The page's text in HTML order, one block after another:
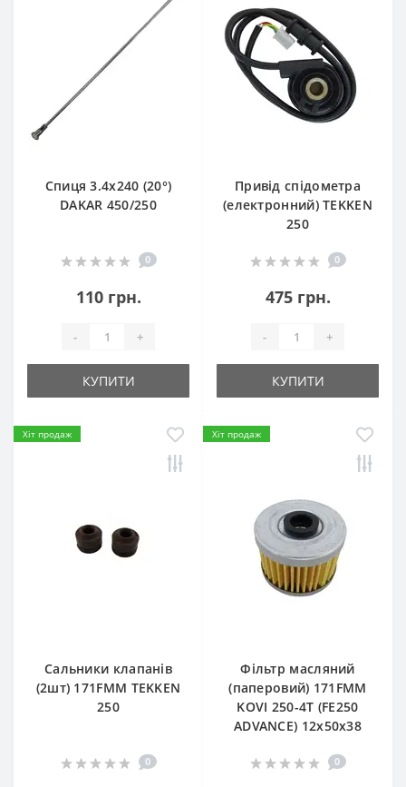
Спиця 3.4х240 (20°)
DAKAR 450/250
0
110 грн.
- +
КУПИТИ
Привід спідометра
(електронний) TEKKEN
250
0
475 грн.
- +
КУПИТИ
Хіт продаж
Сальники клапанів
(2шт) 171FMM TEKKEN
250
0
Хіт продаж
Фільтр масляний
(паперовий) 171FMM
KOVI 250-4T (FE250
ADVANCE) 12х50х38
0